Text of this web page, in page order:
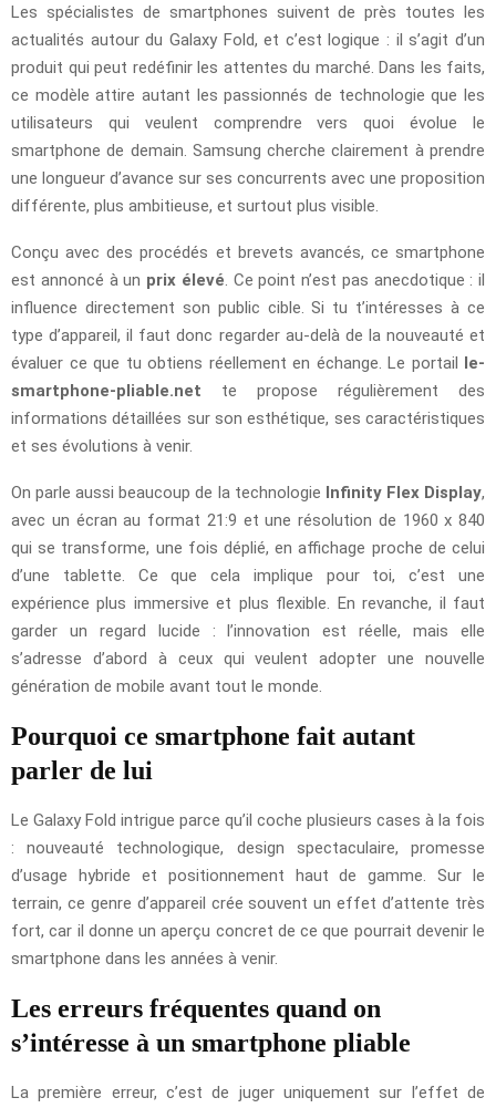
Les spécialistes de smartphones suivent de près toutes les
actualités autour du Galaxy Fold, et c’est logique : il s’agit d’un
produit qui peut redéfinir les attentes du marché. Dans les faits,
ce modèle attire autant les passionnés de technologie que les
utilisateurs qui veulent comprendre vers quoi évolue le
smartphone de demain. Samsung cherche clairement à prendre
une longueur d’avance sur ses concurrents avec une proposition
différente, plus ambitieuse, et surtout plus visible.
Conçu avec des procédés et brevets avancés, ce smartphone
est annoncé à un prix élevé . Ce point n’est pas anecdotique : il
influence directement son public cible. Si tu t’intéresses à ce
type d’appareil, il faut donc regarder au-delà de la nouveauté et
évaluer ce que tu obtiens réellement en échange. Le portail le-
smartphone-pliable.net te propose régulièrement des
informations détaillées sur son esthétique, ses caractéristiques
et ses évolutions à venir.
On parle aussi beaucoup de la technologie Infinity Flex Display,
avec un écran au format 21:9 et une résolution de 1960 x 840
qui se transforme, une fois déplié, en affichage proche de celui
d’une tablette. Ce que cela implique pour toi, c’est une
expérience plus immersive et plus flexible. En revanche, il faut
garder un regard lucide : l’innovation est réelle, mais elle
s’adresse d’abord à ceux qui veulent adopter une nouvelle
génération de mobile avant tout le monde.
Pourquoi ce smartphone fait autant
parler de lui
Le Galaxy Fold intrigue parce qu’il coche plusieurs cases à la fois
: nouveauté technologique, design spectaculaire, promesse
d’usage hybride et positionnement haut de gamme. Sur le
terrain, ce genre d’appareil crée souvent un effet d’attente très
fort, car il donne un aperçu concret de ce que pourrait devenir le
smartphone dans les années à venir.
Les erreurs fréquentes quand on
s’intéresse à un smartphone pliable
La première erreur, c’est de juger uniquement sur l’effet de